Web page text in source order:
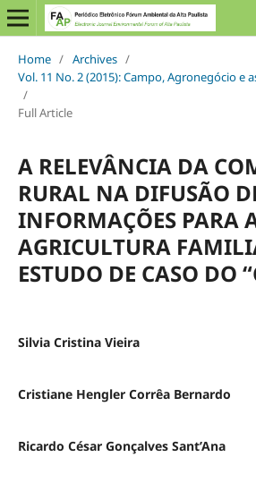
Home / Archives /
Vol. 11 No. 2 (2015): Campo, Agronegócio e
/
Full Article
A RELEVÂNCIA DA
RURAL NA DIFUSÃO
INFORMAÇÕES PARA
AGRICULTURA
ESTUDO DE CASO DO
Silvia Cristina Vieira
Cristiane Hengler Corrêa Bernardo
Ricardo César Gonçalves Sant’Ana